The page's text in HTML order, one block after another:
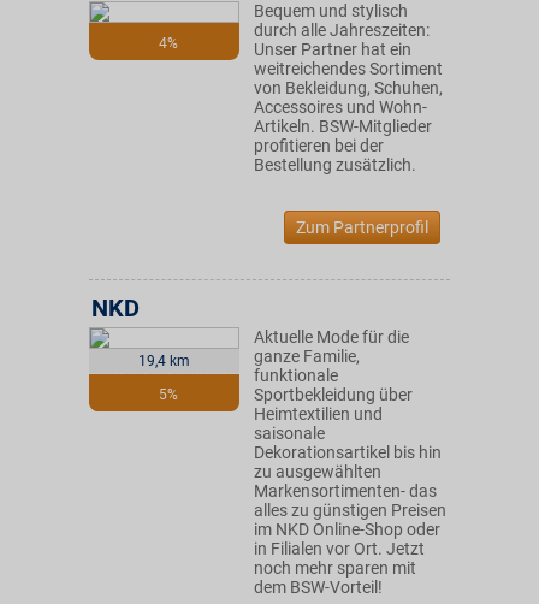
4%
Bequem und stylisch
durch alle Jahreszeiten:
Unser Partner hat ein
weitreichendes Sortiment
von Bekleidung, Schuhen,
Accessoires und Wohn-
Artikeln. BSW-Mitglieder
profitieren bei der
Bestellung zusätzlich.
Zum Partnerprofil
19,4 km
5%
NKD
Aktuelle Mode für die
ganze Familie,
funktionale
Sportbekleidung über
Heimtextilien und
saisonale
Dekorationsartikel bis hin
zu ausgewählten
Markensortimenten- das
alles zu günstigen Preisen
im NKD Online-Shop oder
in Filialen vor Ort. Jetzt
noch mehr sparen mit
dem BSW-Vorteil!